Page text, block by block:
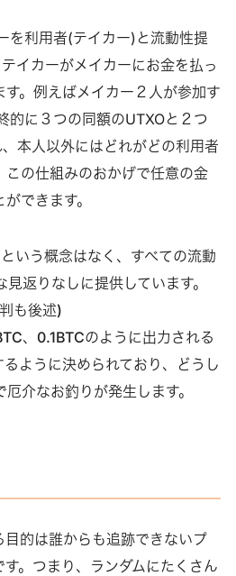
を利用者(テイカー)と流動性提
イカーがメイカーにお金を払っ
。例えばメイカー２人が参加す
的に３つの同額のUTXOと２つ
本人以外にはどれがどの利用者
この仕組みのおかげで任意の金
できます。
いう概念はなく、すべての流動
返りなしに提供しています。
も後述)
、0.1BTCのように出力される
ように決められており、どうし
介なお釣りが発生します。
目的は誰からも追跡できないプ
。つまり、ランダムにたくさん